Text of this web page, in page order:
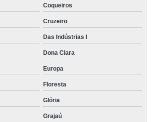
Coqueiros
Cruzeiro
Das Indústrias I
Dona Clara
Europa
Floresta
Glória
Grajaú